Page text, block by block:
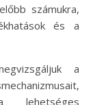
számukra,
és a
a
lehetséges